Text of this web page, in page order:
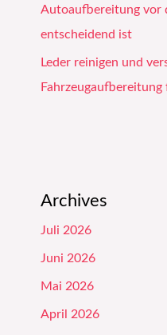
Autoaufbereitung vor
entscheidend ist
Leder reinigen und
Fahrzeugaufbereitung
Archives
Juli 2026
Juni 2026
Mai 2026
April 2026